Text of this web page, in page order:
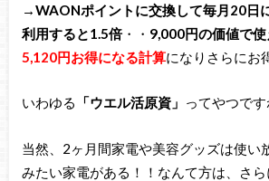
→WAONポイントに交換して毎月20日
利用すると1.5倍・・ 9,000円の価値で使
5,120円お得になる計算になりさらにお
いわゆる 「ウエル活原資」 ってやつです
当然、2ヶ月間家電や美容グッズは使い
みたい家電がある！！なんて方は、さ